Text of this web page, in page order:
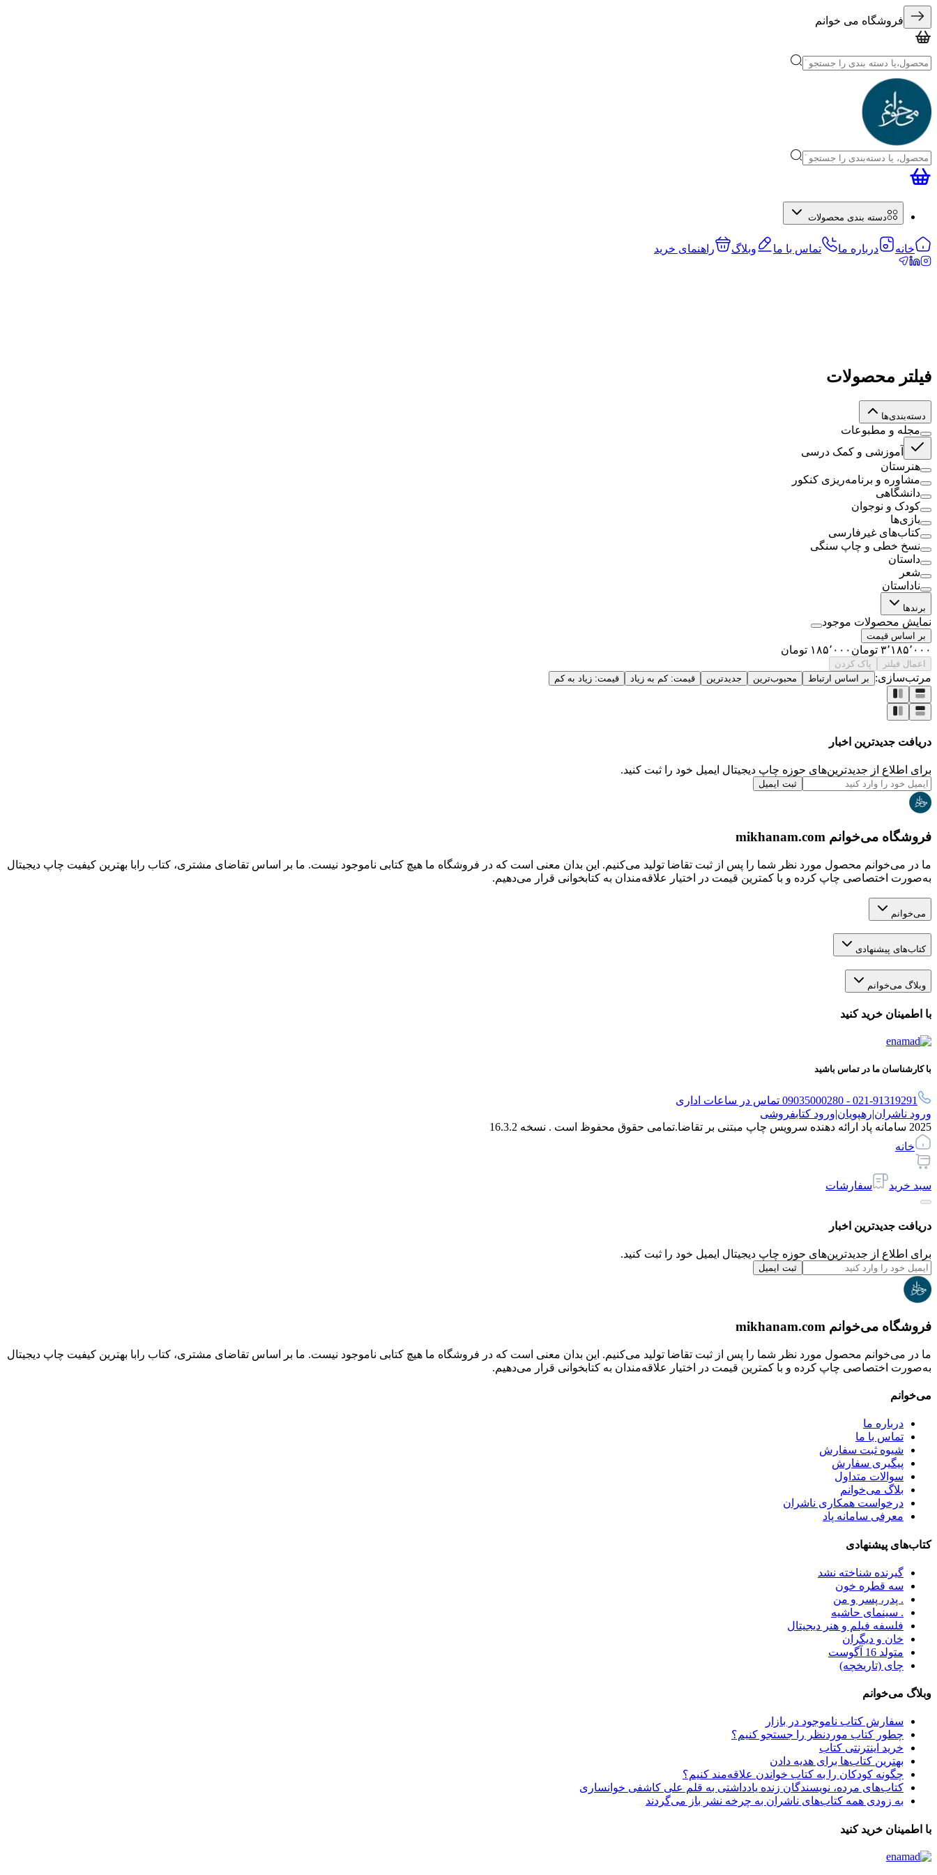
فروشگاه می خوانم
دسته بندی محصولات
خانه درباره ما تماس با ما وبلاگ راهنمای خرید
فیلتر محصولات
دسته‌بندی‌ها
مجله و مطبوعات
آموزشی و کمک درسی
هنرستان
مشاوره و برنامه‌ریزی کنکور
دانشگاهی
کودک و نوجوان
بازی‌ها
کتاب‌های غیرفارسی
نسخ خطی و چاپ سنگی
داستان
شعر
ناداستان
برندها
نمایش محصولات موجود
بر اساس قیمت
۳٬۱۸۵٬۰۰۰ تومان ۱۸۵٬۰۰۰ تومان
اعمال فیلتر پاک کردن
مرتب‌سازی: بر اساس ارتباط محبوب‌ترین جدیدترین قیمت: کم به زیاد قیمت: زیاد به کم
دریافت جدیدترین‌ اخبار
برای اطلاع از جدیدترین‌های حوزه چاپ دیجیتال ایمیل خود را ثبت کنید.
ثبت ایمیل
فروشگاه می‌خوانم mikhanam.com
ما در می‌خوانم محصول مورد نظر شما را پس از ثبت تقاضا تولید می‌کنیم. این بدان معنی است که در فروشگاه ما هیچ کتابی ناموجود نیست. ما بر اساس تقاضای مشتری، کتاب رابا بهترین کیفیت چاپ دیجیتال
به‌صورت اختصاصی چاپ کرده و با کمترین قیمت در اختیار علاقه‌مندان به کتابخوانی قرار می‌دهیم.
می‌خوانم
کتاب‌های پیشنهادی
وبلاگ می‌خوانم
با اطمینان خرید کنید
با کارشناسان ما در تماس باشید
021-91319291 - 09035000280 تماس در ساعات اداری
ورود ناشران|رهپویان|ورود کتابفروشی
2025 سامانه پاد ارائه دهنده سرویس چاپ مبتنی بر تقاضا.
تمامی حقوق محفوظ است . نسخه 16.3.2
خانه
سبد خرید سفارشات
دریافت جدیدترین‌ اخبار
برای اطلاع از جدیدترین‌های حوزه چاپ دیجیتال ایمیل خود را ثبت کنید.
ثبت ایمیل
فروشگاه می‌خوانم mikhanam.com
ما در می‌خوانم محصول مورد نظر شما را پس از ثبت تقاضا تولید می‌کنیم. این بدان معنی است که در فروشگاه ما هیچ کتابی ناموجود نیست. ما بر اساس تقاضای مشتری، کتاب رابا بهترین کیفیت چاپ دیجیتال
به‌صورت اختصاصی چاپ کرده و با کمترین قیمت در اختیار علاقه‌مندان به کتابخوانی قرار می‌دهیم.
می‌خوانم
درباره ما
تماس با ما
شیوه ثبت سفارش
پیگیری سفارش
سوالات متداول
بلاگ می‌خوانم
درخواست همکاری ناشران
معرفی سامانه پاد
کتاب‌های پیشنهادی
گیرنده شناخته نشد
سه قطره خون
. پدر، پسر و من
. سینمای حاشیه
فلسفه فیلم و هنر دیجیتال
خان و دیگران
متولد 16 آگوست
چای (تاریخچه)
وبلاگ می‌خوانم
سفارش کتاب ناموجود در بازار
چطور کتاب موردنظر را جستجو کنیم؟
خرید اینترنتی کتاب
بهترین کتاب‌ها برای هدیه دادن
چگونه کودکان را به کتاب خواندن علاقه‌مند کنیم؟
کتاب‌های مرده، نویسندگان زنده یادداشتی به قلم علی کاشفی خوانساری
به زودی همه کتاب‌های ناشران به چرخه نشر باز می‌گردند
با اطمینان خرید کنید